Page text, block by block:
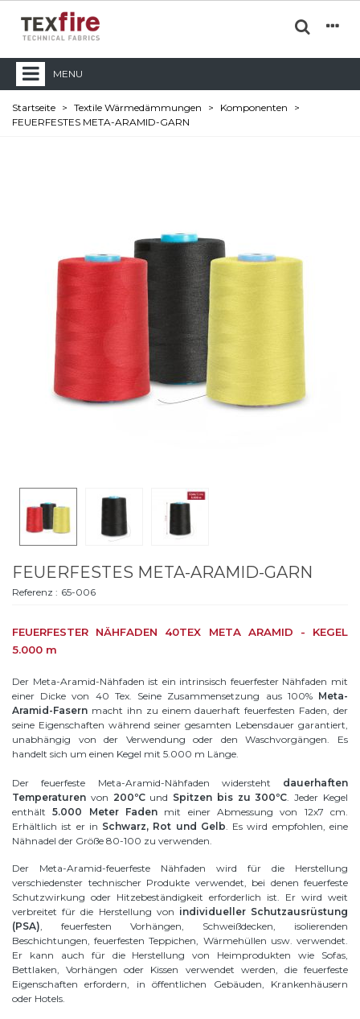
MENU
Startseite > Textile Wärmedämmungen > Komponenten
>
FEUERFESTES META-ARAMID-GARN
FEUERFESTES META-ARAMID-GARN
Referenz : 65-006
FEUERFESTER NÄHFADEN 40TEX META ARAMID - KEGEL
5.000 m
Der Meta-Aramid-Nähfaden ist ein intrinsisch feuerfester Nähfaden mit
einer Dicke von 40 Tex. Seine Zusammensetzung aus 100% Meta-
Aramid-Fasern macht ihn zu einem dauerhaft feuerfesten Faden, der
seine Eigenschaften während seiner gesamten Lebensdauer garantiert,
unabhängig von der Verwendung oder den Waschvorgängen. Es
handelt sich um einen Kegel mit 5.000 m Länge.
Der feuerfeste Meta-Aramid-Nähfaden widersteht dauerhaften
Temperaturen von 200ºCund Spitzen bis zu 300ºC. Jeder Kegel
enthält5.000 Meter Faden mit einer Abmessung von 12x7 cm.
Erhältlich ist er in Schwarz, Rot und Gelb. Es wird empfohlen, eine
Nähnadel der Größe 80-100 zu verwenden.
Der Meta-Aramid-feuerfeste Nähfaden wird für die Herstellung
verschiedenster technischer Produkte verwendet, bei denen feuerfeste
Schutzwirkung oder Hitzebeständigkeit erforderlich ist. Er wird weit
verbreitet für die Herstellung von individueller Schutzausrüstung
(PSA), feuerfesten Vorhängen, Schweißdecken, isolierenden
Beschichtungen, feuerfesten Teppichen, Wärmehüllen usw. verwendet.
Er kann auch für die Herstellung von Heimprodukten wie Sofas,
Bettlaken, Vorhängen oder Kissen verwendet werden, die feuerfeste
Eigenschaften erfordern, in öffentlichen Gebäuden, Krankenhäusern
oder Hotels.